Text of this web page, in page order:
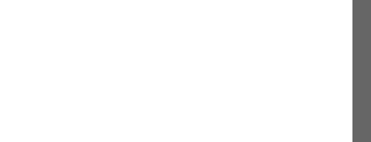
egyéb mellékhatások kialakulására. A legújabb
amit a plasztikai sebészetünkön alkalmazunk,